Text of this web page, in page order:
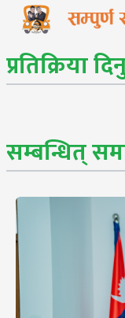
प्रतिक्रिया
सम्बन्धित्